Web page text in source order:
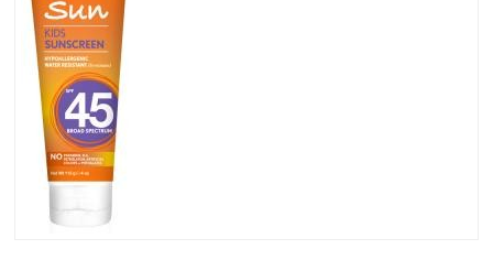
CABELLO
MAQUILLAJE
ROSTRO
CUERPO
SOLAR